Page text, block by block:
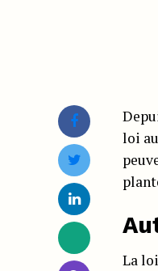
loi
La